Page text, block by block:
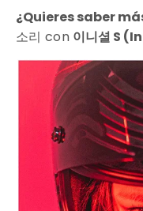
¿Quieres saber
소리 con 이니셜 S